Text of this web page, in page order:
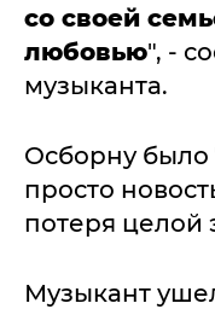
со своей
любовью", -
музыканта.
Осборну было
просто
потеря целой
Музыкант